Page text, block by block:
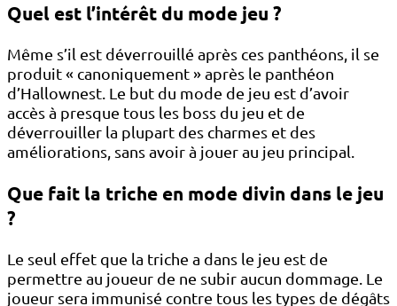
Quel est l’intérêt du mode jeu ?
Même s’il est déverrouillé après ces panthéons, il se
produit « canoniquement » après le panthéon
d’Hallownest. Le but du mode de jeu est d’avoir
accès à presque tous les boss du jeu et de
déverrouiller la plupart des charmes et des
améliorations, sans avoir à jouer au jeu principal.
Que fait la triche en mode divin dans le jeu
?
Le seul effet que la triche a dans le jeu est de
permettre au joueur de ne subir aucun dommage. Le
joueur sera immunisé contre tous les types de dégâts